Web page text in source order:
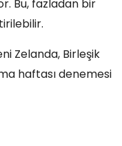
Bu, fazladan bir
Zelanda, Birleşik
haftası denemesi